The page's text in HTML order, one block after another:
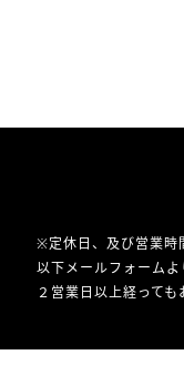
※定休日、及び営業時
以下メールフォーム
２営業日以上経って